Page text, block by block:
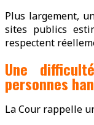
Plus largement,
sites publics
respectent
Une
personnes
La Cour rappelle